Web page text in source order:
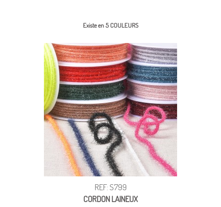
Existe en 5 COULEURS
REF: S799
CORDON LAINEUX